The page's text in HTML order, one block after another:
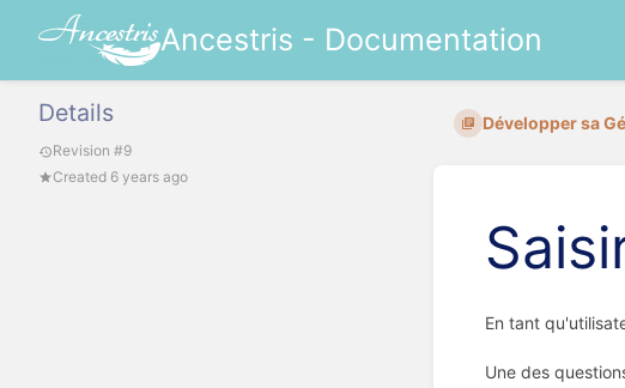
Ancestris - Documentation
Details
Revision #9
Created 6 years ago
Développer sa
En tant
Une des